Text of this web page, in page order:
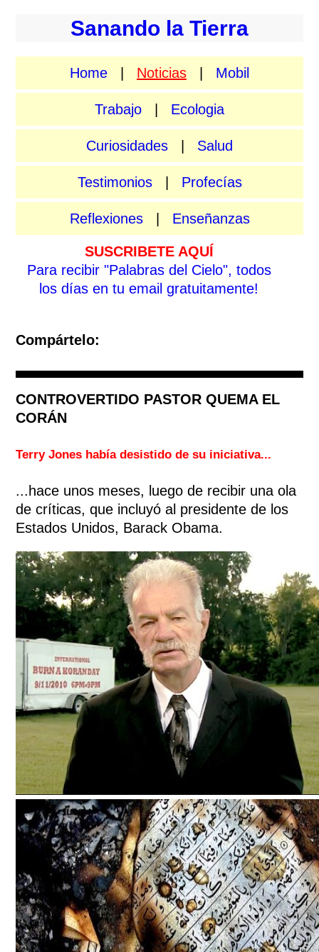
Sanando la Tierra
Home Noticias Mobil
Trabajo Ecologia
Curiosidades Salud
Testimonios| Profecías
Reflexiones| Enseñanzas
SUSCRIBETE AQUÍ
Para recibir "Palabras del Cielo", todos
los días en tu email gratuitamente!
Compártelo:
CONTROVERTIDO PASTOR QUEMA EL
CORÁN
Terry Jones había desistido de su iniciativa...
...hace unos meses, luego de recibir una ola
de críticas, que incluyó al presidente de los
Estados Unidos, Barack Obama.